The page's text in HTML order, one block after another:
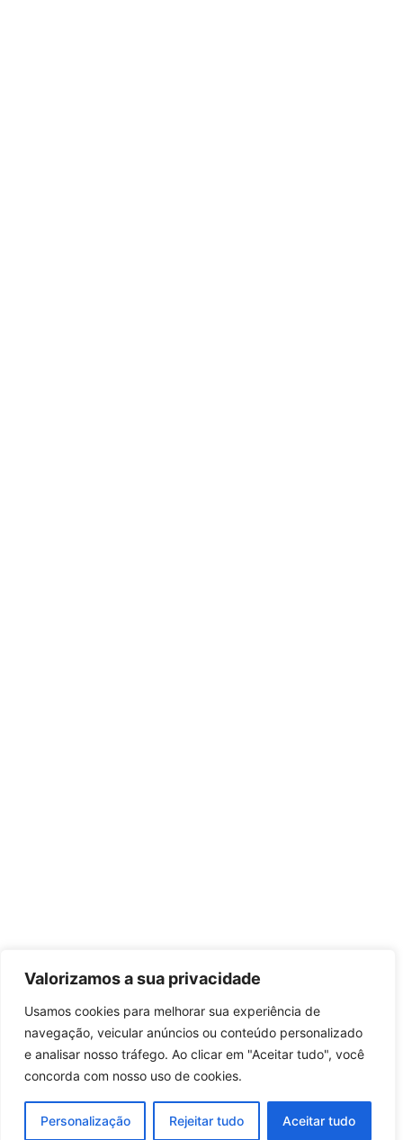
Valorizamos a sua privacidade
Usamos cookies para melhorar sua experiência de
navegação, veicular anúncios ou conteúdo personalizado
e analisar nosso tráfego. Ao clicar em "Aceitar tudo", você
concorda com nosso uso de cookies.
Personalização Rejeitar tudo Aceitar tudo